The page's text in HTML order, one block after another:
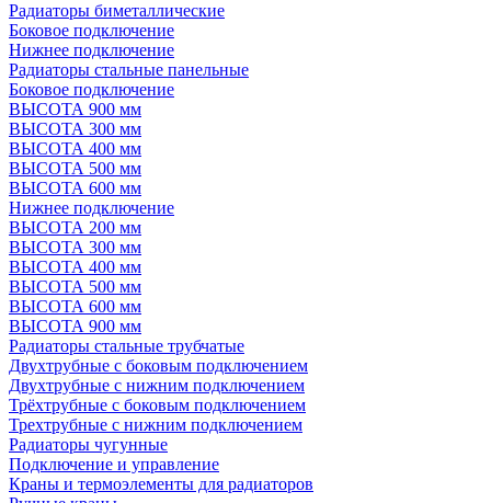
Радиаторы биметаллические
Боковое подключение
Нижнее подключение
Радиаторы стальные панельные
Боковое подключение
ВЫСОТА 900 мм
ВЫСОТА 300 мм
ВЫСОТА 400 мм
ВЫСОТА 500 мм
ВЫСОТА 600 мм
Нижнее подключение
ВЫСОТА 200 мм
ВЫСОТА 300 мм
ВЫСОТА 400 мм
ВЫСОТА 500 мм
ВЫСОТА 600 мм
ВЫСОТА 900 мм
Радиаторы стальные трубчатые
Двухтрубные с боковым подключением
Двухтрубные с нижним подключением
Трёхтрубные с боковым подключением
Трехтрубные с нижним подключением
Радиаторы чугунные
Подключение и управление
Краны и термоэлементы для радиаторов